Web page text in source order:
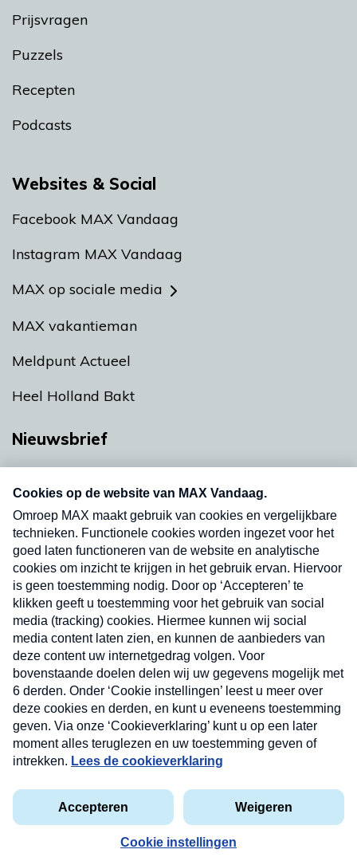
Prijsvragen
Puzzels
Recepten
Podcasts
Websites & Social
Facebook MAX Vandaag
Instagram MAX Vandaag
MAX op sociale media
MAX vakantieman
Meldpunt Actueel
Heel Holland Bakt
Nieuwsbrief
nieuwsbrief. Elke vrijdag- en dinsdagochtend in
uw mailbox.
Verzend
Privacyverklaring
Cookieverklaring
Kwetsbaarheid melden
Copyright © 2026 MAX Vandaag - Omroep MAX
Nieuwsbrief
Neem hier een gratis abonnement op onze
nieuwsbrief. Elke vrijdag- en dinsdagochtend in uw